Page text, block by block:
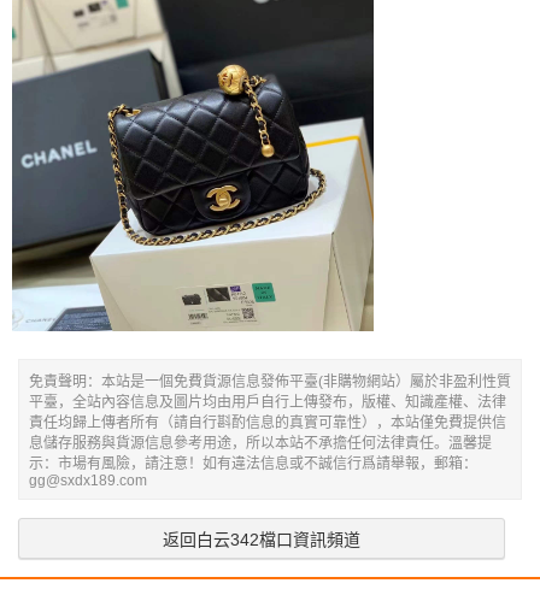
免責聲明：本站是一個免費貨源信息發佈平臺(非購物網站）屬於非盈利性質
平臺，全站內容信息及圖片均由用戶自行上傳發布，版權、知識產權、法律
責任均歸上傳者所有（請自行斟酌信息的真實可靠性），本站僅免費提供信
息儲存服務與貨源信息參考用途，所以本站不承擔任何法律責任。溫馨提
示：市場有風險，請注意！如有違法信息或不誠信行爲請舉報，郵箱：
gg@sxdx189.com
返回白云342檔口資訊頻道